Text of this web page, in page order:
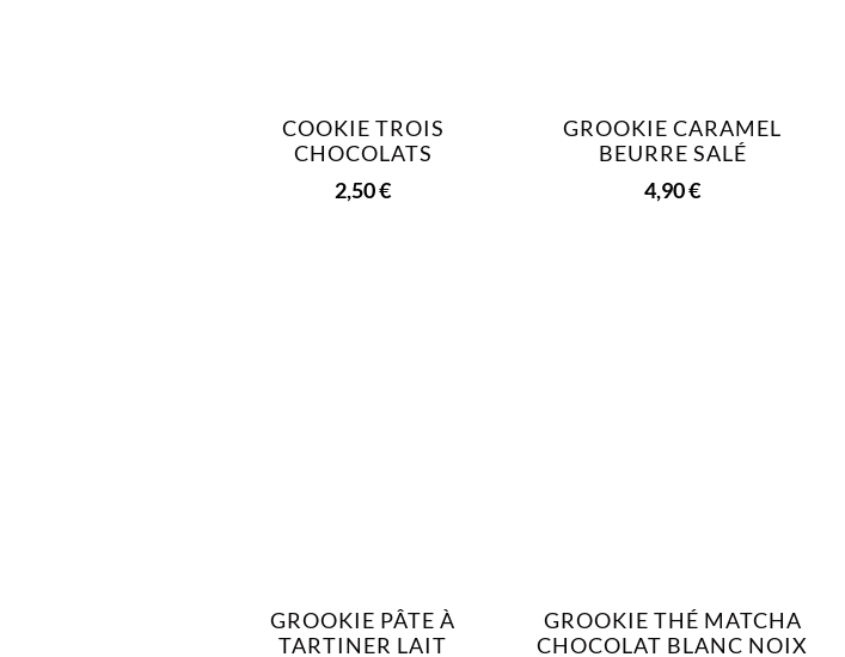
COOKIE TROIS
CHOCOLATS
2,50€
GROOKIE CARAMEL
BEURRE SALÉ
4,90€
GROOKIE PÂTE À
TARTINER LAIT
GROOKIE THÉ MATCHA
CHOCOLAT BLANC NOIX